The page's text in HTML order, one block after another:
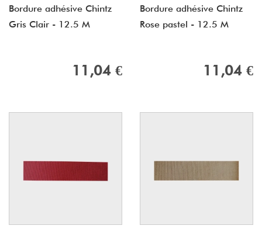
Bordure adhésive Chintz
Gris Clair - 12.5 M
11,04 €
Bordure adhésive Chintz
Rose pastel - 12.5 M
11,04 €